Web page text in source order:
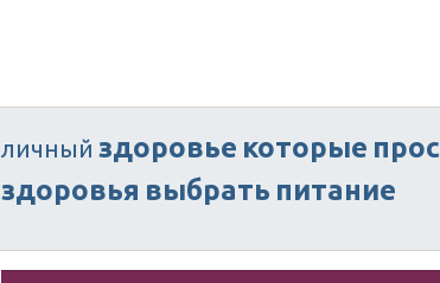
личный здоровье которые
здоровья выбрать питание